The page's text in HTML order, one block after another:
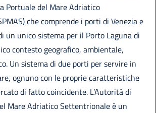
Portuale del Mare Adriatico
che comprende i porti di Venezia e
un unico sistema per il Porto Laguna di
contesto geografico, ambientale,
Un sistema di due porti per servire in
ognuno con le proprie caratteristiche
di fatto coincidente. L’Autorità di
Mare Adriatico Settentrionale è un